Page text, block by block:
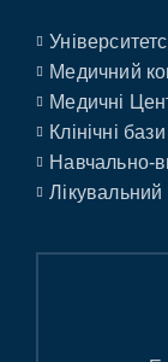
Медичний
Медичні
Клінічні бази
Навчально-
Лікувальний